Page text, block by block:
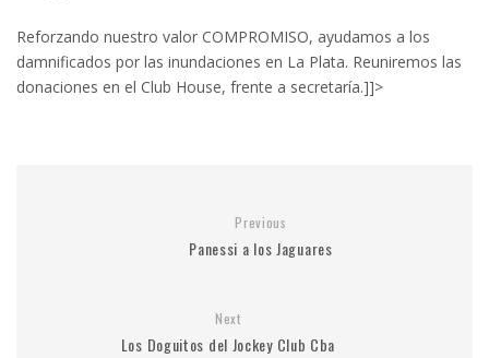
Reforzando nuestro valor COMPROMISO, ayudamos a los
damnificados por las inundaciones en La Plata. Reuniremos las
donaciones en el Club House, frente a secretaría.]]>
Previous
Panessi a los Jaguares
Next
Los Doguitos del Jockey Club Cba